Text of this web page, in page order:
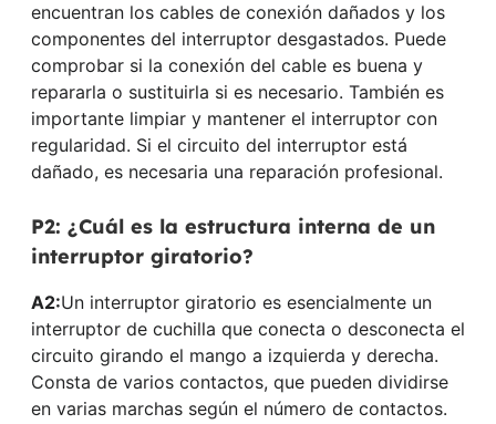
encuentran los cables de conexión dañados y los
componentes del interruptor desgastados. Puede
comprobar si la conexión del cable es buena y
repararla o sustituirla si es necesario. También es
importante limpiar y mantener el interruptor con
regularidad. Si el circuito del interruptor está
dañado, es necesaria una reparación profesional.
P2: ¿Cuál es la estructura interna de un
interruptor giratorio?
A2:Un interruptor giratorio es esencialmente un
interruptor de cuchilla que conecta o desconecta el
circuito girando el mango a izquierda y derecha.
Consta de varios contactos, que pueden dividirse
en varias marchas según el número de contactos.